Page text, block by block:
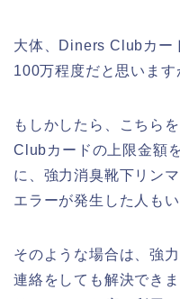
大体、Diners Clubカー
100万程度だと思います
もしかしたら、こちら
Clubカードの上限金額
に、強力消臭靴下リン
エラーが発生した人も
そのような場合は、強
連絡をしても解決でき